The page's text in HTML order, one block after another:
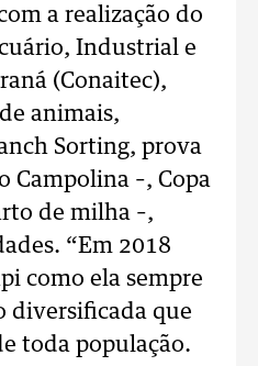
a realização do
Industrial e
(Conaitec),
animais,
Sorting, prova
Campolina –, Copa
de milha –,
“Em 2018
como ela sempre
diversificada que
toda população.